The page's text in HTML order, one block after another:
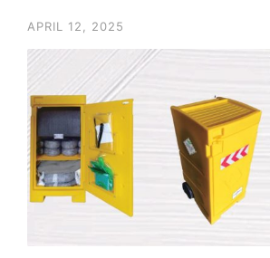
APRIL 12, 2025